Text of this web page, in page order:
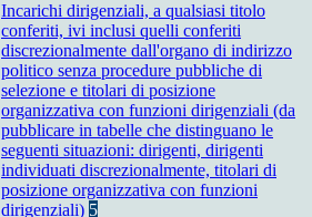
Incarichi dirigenziali, a qualsiasi titolo
conferiti, ivi inclusi quelli conferiti
discrezionalmente dall'organo di indirizzo
politico senza procedure pubbliche di
selezione e titolari di posizione
organizzativa con funzioni dirigenziali (da
pubblicare in tabelle che distinguano le
seguenti situazioni: dirigenti, dirigenti
individuati discrezionalmente, titolari di
posizione organizzativa con funzioni
dirigenziali) 5